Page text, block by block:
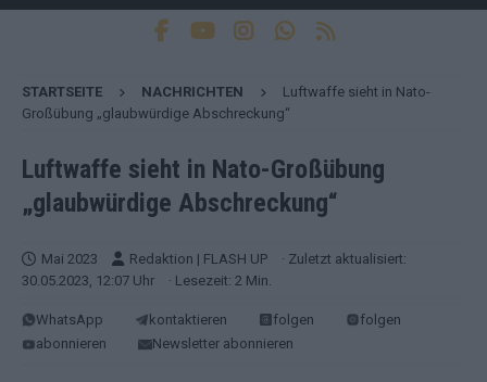
STARTSEITE NACHRICHTEN
Luftwaffe sieht in Nato-
Großübung „glaubwürdige Abschreckung“
Luftwaffe sieht in Nato-Großübung
„glaubwürdige Abschreckung“
Mai 2023 Redaktion | FLASH UP
· Zuletzt aktualisiert:
30.05.2023, 12:07 Uhr
· Lesezeit: 2 Min.
WhatsApp kontaktieren folgen
folgen
abonnieren
Newsletter abonnieren